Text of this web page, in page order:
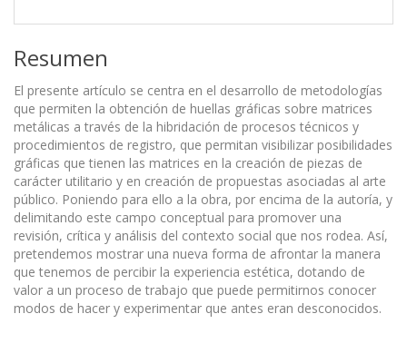
Resumen
El presente artículo se centra en el desarrollo de metodologías
que permiten la obtención de huellas gráficas sobre matrices
metálicas a través de la hibridación de procesos técnicos y
procedimientos de registro, que permitan visibilizar posibilidades
gráficas que tienen las matrices en la creación de piezas de
carácter utilitario y en creación de propuestas asociadas al arte
público. Poniendo para ello a la obra, por encima de la autoría, y
delimitando este campo conceptual para promover una
revisión, crítica y análisis del contexto social que nos rodea. Así,
pretendemos mostrar una nueva forma de afrontar la manera
que tenemos de percibir la experiencia estética, dotando de
valor a un proceso de trabajo que puede permitirnos conocer
modos de hacer y experimentar que antes eran desconocidos.